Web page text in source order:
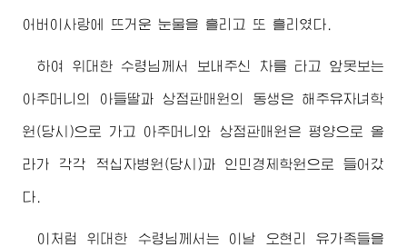
어버이 사랑에 뜨거운 눈물을 흘리고 또 흘리였다.
하여 위대한 수령님께서 보내주신 차를 타고 앞못보는
아주머니의 아들딸과 상점판매원의 동생은 해주유자녀학
원(당시)으로 가고 아주머니와 상점판매원은 평양으로 올
라가 각각 적십자병원(당시)과 인민경제학원으로 들어갔
다.
이처럼위대한 수령님께서 는 이날 오현리 유가족들을